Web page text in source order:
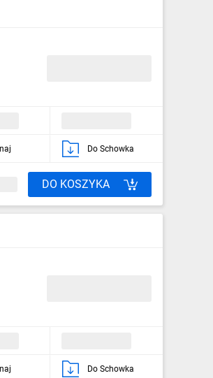
Do Schowka
DO KOSZYKA
Do Schowka